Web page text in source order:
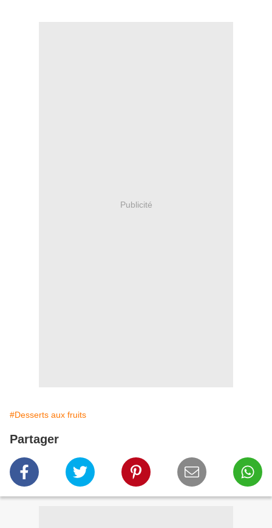
Publicité
#Desserts aux fruits
Partager